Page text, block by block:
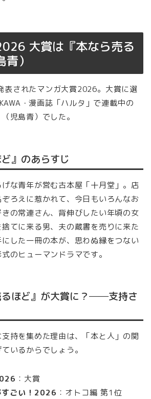
大賞は『本なら売る
）
されたマンガ大賞2026。大賞に選
・漫画誌「ハルタ」で連載中の
（児島青）でした。
』のあらすじ
な青年が営む古本屋「十月堂」。店
ろえに惹かれて、今日もいろんなお
の常連さん、背伸びしたい年頃の女
てに来る男、夫の蔵書を売りに来た
した一冊の本が、思わぬ縁をつない
のヒューマンドラマです。
るほど』が大賞に？──支持さ
持を集めた理由は、「本と人」の関
いるからでしょう。
：大賞
すごい！2026 ：オトコ編 第1位